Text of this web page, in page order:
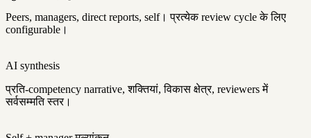
Peers, managers, direct reports, self। प्रत्येक review cycle के लिए
configurable।
AI synthesis
प्रति-competency narrative, शक्तियां, विकास क्षेत्र, reviewers में
सर्वसम्मति स्तर।